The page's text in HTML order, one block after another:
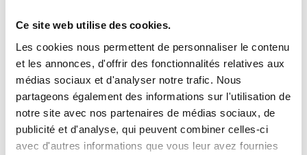
Ce site web utilise des cookies.
Les cookies nous permettent de personnaliser le contenu
et les annonces, d'offrir des fonctionnalités relatives aux
médias sociaux et d'analyser notre trafic. Nous
partageons également des informations sur l'utilisation de
notre site avec nos partenaires de médias sociaux, de
publicité et d'analyse, qui peuvent combiner celles-ci
avec d'autres informations que vous leur avez fournies
Echelle du thermomètre :-30–50 °C
SCHÉMAS ET SPÉCIFICATIONS
Longueur doigt de gant